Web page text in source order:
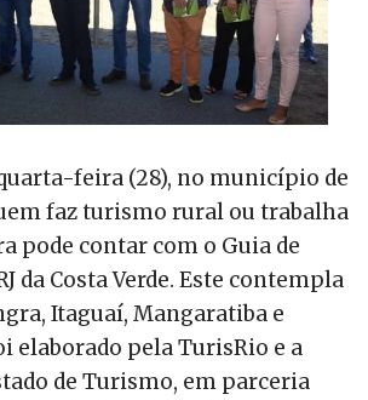
feira (28), no município de
faz turismo rural ou trabalha
pode contar com o Guia de
da Costa Verde. Este contempla
Itaguaí, Mangaratiba e
elaborado pela TurisRio e a
de Turismo, em parceria